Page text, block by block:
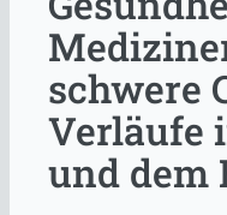
schwere
Verläufe
und dem